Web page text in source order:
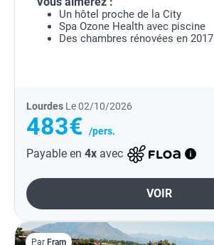
Un hôtel proche de la City
Spa Ozone Health avec piscine
Des chambres rénovées en 2017
Lourdes Le 02/10/2026
483€ /pers.
Payable en 4x avec
VOIR
Par Fram